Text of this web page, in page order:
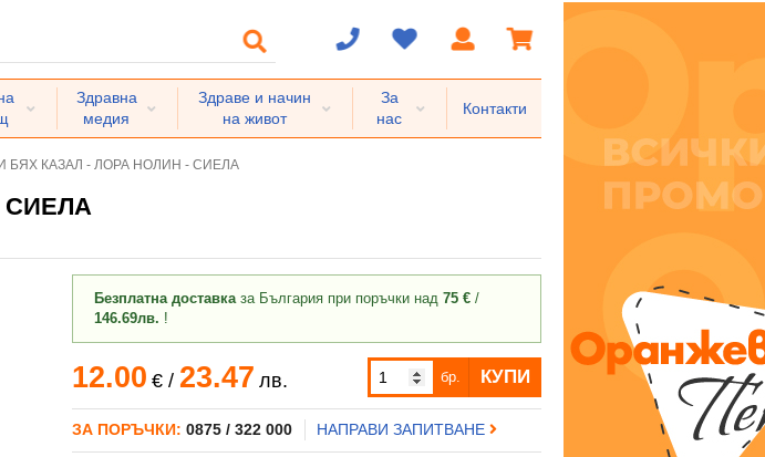
Здравна
медия
Здраве и начин
на живот
За
нас
Контакти
БЯХ КАЗАЛ - ЛОРА НОЛИН - СИЕЛА
СИЕЛА
Безплатна доставказа България при поръчки над 75 € /
146.69лв. !
12.00 €/ 23.47 лв. бр. КУПИ
ЗА ПОРЪЧКИ: 0875 / 322 000 НАПРАВИ ЗАПИТВАНЕ